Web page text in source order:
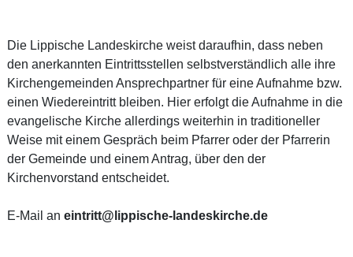
Die Lippische Landeskirche weist daraufhin, dass neben
den anerkannten Eintrittsstellen selbstverständlich alle ihre
Kirchengemeinden Ansprechpartner für eine Aufnahme bzw.
einen Wiedereintritt bleiben. Hier erfolgt die Aufnahme in die
evangelische Kirche allerdings weiterhin in traditioneller
Weise mit einem Gespräch beim Pfarrer oder der Pfarrerin
der Gemeinde und einem Antrag, über den der
Kirchenvorstand entscheidet.
E-Mail an eintritt@lippische-landeskirche.de